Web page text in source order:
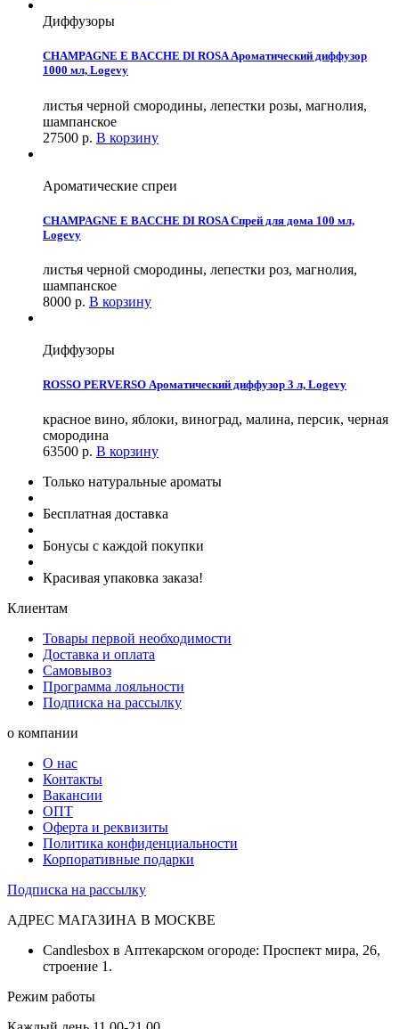
Диффузоры
CHAMPAGNE E BACCHE DI ROSA Ароматический диффузор
1000 мл, Logevy
листья черной смородины, лепестки розы, магнолия,
шампанское
27500 р. В корзину
Ароматические спреи
CHAMPAGNE E BACCHE DI ROSA Спрей для дома 100 мл,
Logevy
листья черной смородины, лепестки роз, магнолия,
шампанское
8000 р. В корзину
Диффузоры
ROSSO PERVERSO Ароматический диффузор 3 л, Logevy
красное вино, яблоки, виноград, малина, персик, черная
смородина
63500 р. В корзину
Только натуральные ароматы
Бесплатная доставка
Бонусы с каждой покупки
Красивая упаковка заказа!
Клиентам
Товары первой необходимости
Доставка и оплата
Самовывоз
Программа лояльности
Подписка на рассылку
о компании
О нас
Контакты
Вакансии
ОПТ
Оферта и реквизиты
Политика конфиденциальности
Корпоративные подарки
Подписка на рассылку
АДРЕС МАГАЗИНА В МОСКВЕ
Candlesbox в Аптекарском огороде: Проспект мира, 26,
строение 1.
Режим работы